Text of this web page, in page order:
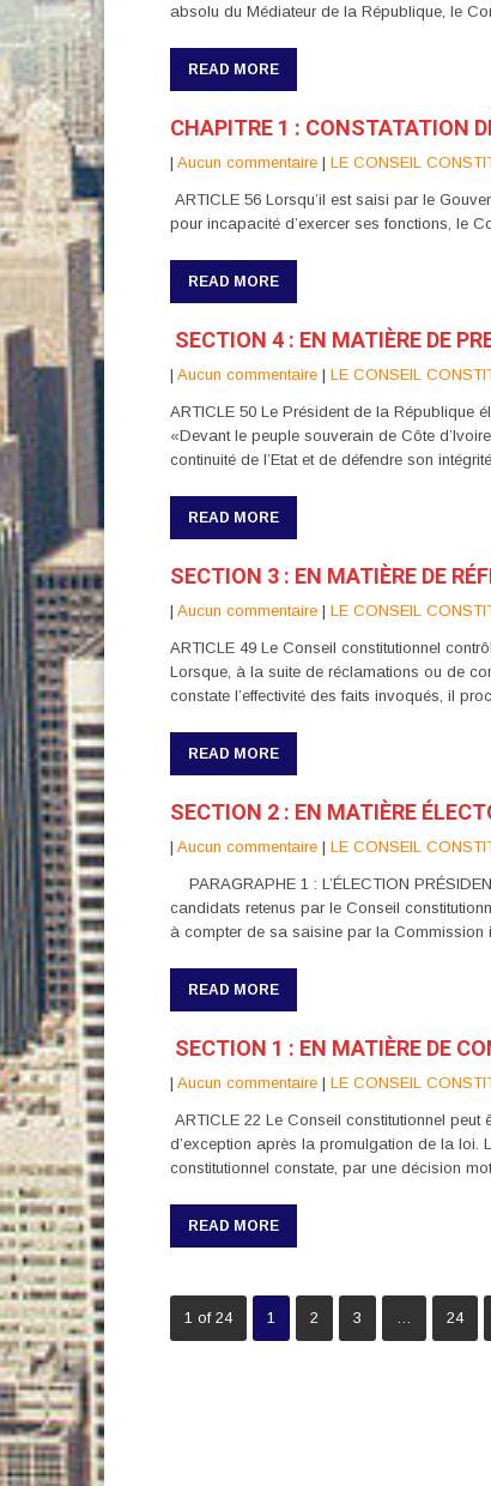
absolu du Médiateur de la République, le
READ MORE
CHAPITRE 1 : CONSTATATION
| Aucun commentaire | LE CONSEIL
ARTICLE 56 Lorsqu’il est saisi par le
pour incapacité d’exercer ses fonctions, le
READ MORE
SECTION 4 : EN MATIÈRE DE
| Aucun commentaire | LE CONSEIL
ARTICLE 50 Le Président de la République
«Devant le peuple souverain de Côte
continuité de l’Etat et de défendre son
READ MORE
SECTION 3 : EN MATIÈRE DE
| Aucun commentaire | LE CONSEIL
ARTICLE 49 Le Conseil constitutionnel
Lorsque, à la suite de réclamations ou de
constate l’effectivité des faits invoqués, il
READ MORE
SECTION 2 : EN MATIÈRE
| Aucun commentaire | LE CONSEIL
PARAGRAPHE 1 : L’ÉLECTION
candidats retenus par le Conseil
à compter de sa saisine par la Commission
READ MORE
SECTION 1 : EN MATIÈRE DE
| Aucun commentaire | LE CONSEIL
ARTICLE 22 Le Conseil constitutionnel
d’exception après la promulgation de la loi.
constitutionnel constate, par une décision
READ MORE
1 of 24 1 2 3 24